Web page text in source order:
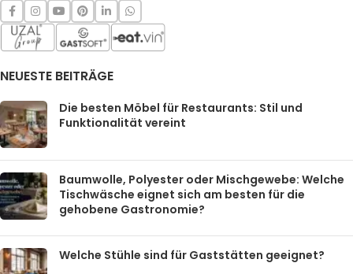
NEUESTE BEITRÄGE
Die besten Möbel für Restaurants: Stil und
Funktionalität vereint
Baumwolle, Polyester oder Mischgewebe: Welche
Tischwäsche eignet sich am besten für die
gehobene Gastronomie?
Welche Stühle sind für Gaststätten geeignet?